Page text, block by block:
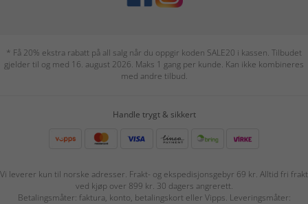
* Få 20% ekstra rabatt på all salg når du oppgir koden SALE20 i kassen. Tilbudet
gjelder til og med 16. august 2026. Maks 1 gang per kunde. Kan ikke kombineres
med andre tilbud.
Handle trygt & sikkert
Vi leverer kun til norske adresser. Frakt- og ekspedisjonsgebyr 69 kr. Alltid fri frakt
ved kjøp over 899 kr. 30 dagers angrerett.
Betalingsmåter: faktura, konto, betalingskort eller Vipps. Leveringsmåter: